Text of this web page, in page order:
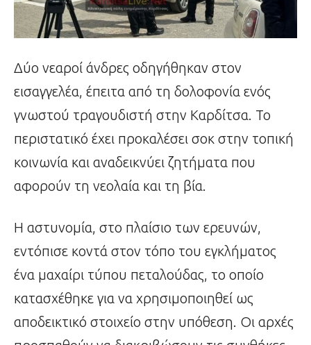
Δύο νεαροί άνδρες οδηγήθηκαν στον
εισαγγελέα, έπειτα από τη δολοφονία ενός
γνωστού τραγουδιστή στην Καρδίτσα. Το
περιστατικό έχει προκαλέσει σοκ στην τοπική
κοινωνία και αναδεικνύει ζητήματα που
αφορούν τη νεολαία και τη βία.
Η αστυνομία, στο πλαίσιο των ερευνών,
εντόπισε κοντά στον τόπο του εγκλήματος
ένα μαχαίρι τύπου πεταλούδας, το οποίο
κατασχέθηκε για να χρησιμοποιηθεί ως
αποδεικτικό στοιχείο στην υπόθεση. Οι αρχές